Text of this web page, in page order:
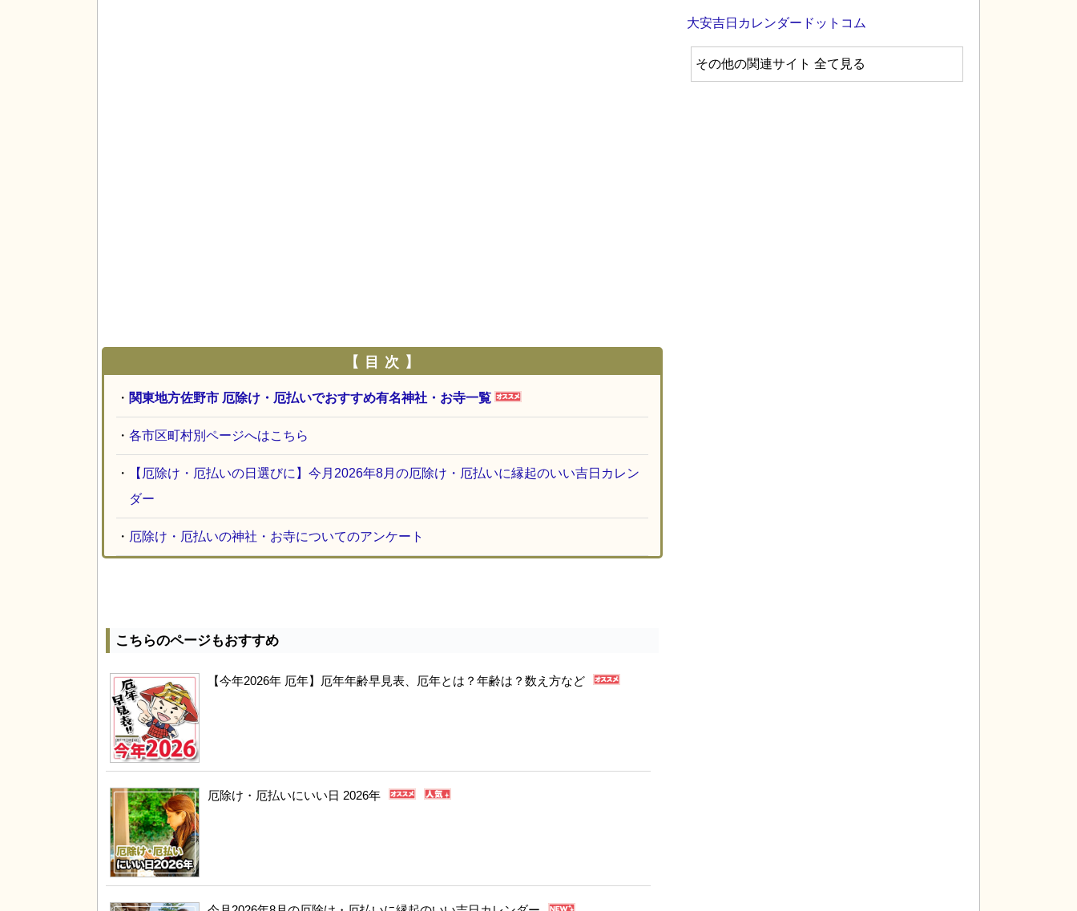
【 目 次 】
・ 関東地方佐野市 厄除け・厄払いでおすすめ有名神社・お寺一覧
・ 各市区町村別ページへはこちら
・
【厄除け・厄払いの日選びに】今月2026年8月の厄除け・厄払いに縁起のいい吉日カレン
ダー
・ 厄除け・厄払いの神社・お寺についてのアンケート
こちらのページもおすすめ
【今年2026年 厄年】厄年年齢早見表、厄年とは？年齢は？数え方など
厄除け・厄払いにいい日 2026年
大安吉日カレンダードットコム
その他の関連サイト 全て見る